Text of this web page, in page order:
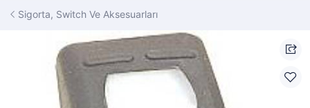
Sigorta, Switch Ve Aksesuarları